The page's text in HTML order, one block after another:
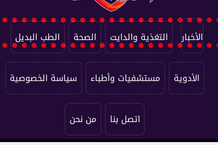
الأخبار التغذية والدايت الصحة الطب البديل
الأدوية مستشفيات وأطباء سياسة الخصوصية
اتصل بنا من نحن